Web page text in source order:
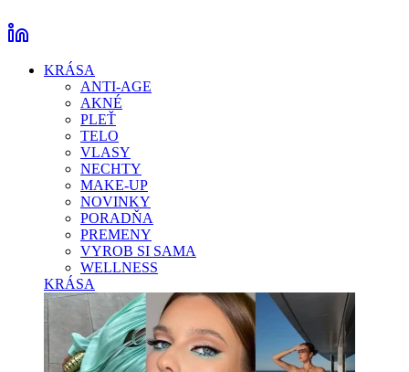
KRÁSA
ANTI-AGE
AKNÉ
PLEŤ
TELO
VLASY
NECHTY
MAKE-UP
NOVINKY
PORADŇA
PREMENY
VYROB SI SAMA
WELLNESS
KRÁSA